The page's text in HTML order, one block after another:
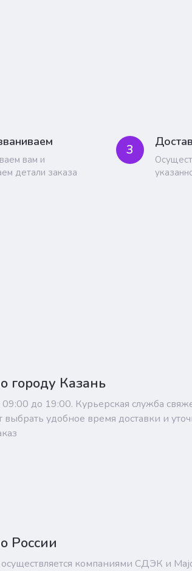
вам и
детали заказа
3
городу Казань
09:00 до 19:00. Курьерская служба
удобное время доставки и
России
осуществляется компаниями СДЭК и